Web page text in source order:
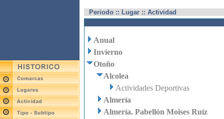
Periodo :: Lugar :: Actividad
Anual
Invierno
Otoño
Alcolea
Actividades Deportivas
Almería
Almería. Pabellón Moises Ruíz